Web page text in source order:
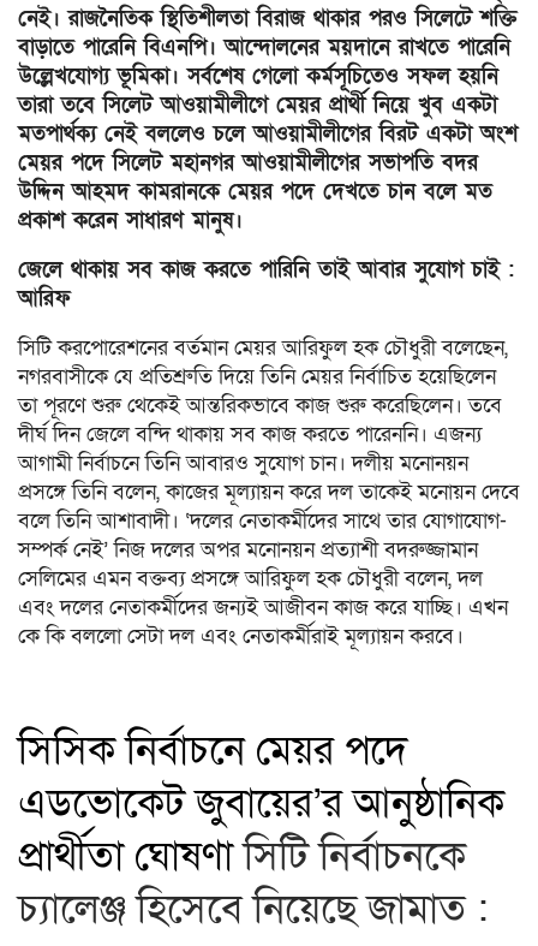
নেই। রাজনৈতিক স্থিতিশীলতা বিরাজ থাকার পরও সিলেটে শক্তি
বাড়াতে পারেনি বিএনপি। আন্দোলনের ময়দানে রাখতে পারেনি
উল্লেখযোগ্য ভূমিকা। সর্বশেষ গেলো কর্মসূচিতেও সফল হয়নি
তারা তবে সিলেট আওয়ামীলীগে মেয়র প্রার্থী নিয়ে খুব একটা
মতপার্থক্য নেই বললেও চলে আওয়ামীলীগের বিরট একটা অংশ
মেয়র পদে সিলেট মহানগর আওয়ামীলীগের সভাপতি বদর
উদ্দিন আহমদ কামরানকে মেয়র পদে দেখতে চান বলে মত
প্রকাশ করেন সাধারণ মানুষ।
জেলে থাকায় সব কাজ করতে পারিনি তাই আবার সুযোগ চাই :
আরিফ
সিটি করপোরেশনের বর্তমান মেয়র আরিফুল হক চৌধুরী বলেছেন,
নগরবাসীকে যে প্রতিশ্রুতি দিয়ে তিনি মেয়র নির্বাচিত হয়েছিলেন
তা পূরণে শুরু থেকেই আন্তরিকভাবে কাজ শুরু করেছিলেন। তবে
দীর্ঘ দিন জেলে বন্দি থাকায় সব কাজ করতে পারেননি। এজন্য
আগামী নির্বাচনে তিনি আবারও সুযোগ চান। দলীয় মনোনয়ন
প্রসঙ্গে তিনি বলেন, কাজের মূল্যায়ন করে দল তাকেই মনোয়ন দেবে
বলে তিনি আশাবাদী। ‘দলের নেতাকর্মীদের সাথে তার যোগাযোগ-
সম্পর্ক নেই’ নিজ দলের অপর মনোনয়ন প্রত্যাশী বদরুজ্জামান
সেলিমের এমন বক্তব্য প্রসঙ্গে আরিফুল হক চৌধুরী বলেন, দল
এবং দলের নেতাকর্মীদের জন্যই আজীবন কাজ করে যাচ্ছি। এখন
কে কি বললো সেটা দল এবং নেতাকর্মীরাই মূল্যায়ন করবে।
সিসিক নির্বাচনে মেয়র পদে
এডভোকেট জুবায়ের’র আনুষ্ঠানিক
প্রার্থীতা ঘোষণাসিটি নির্বাচনকে
চ্যালেঞ্জ হিসেবে নিয়েছে জামাত :